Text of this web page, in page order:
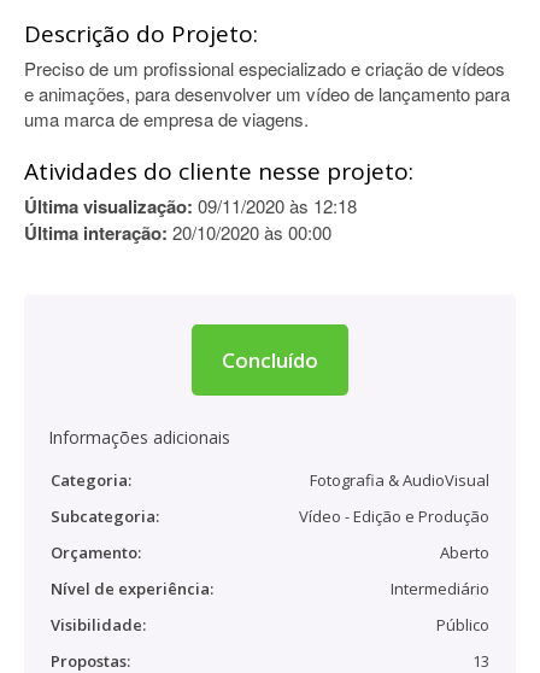
Descrição do Projeto:
Preciso de um profissional especializado e criação de vídeos
e animações, para desenvolver um vídeo de lançamento para
uma marca de empresa de viagens.
Atividades do cliente nesse projeto:
Última visualização: 09/11/2020 às 12:18
Última interação: 20/10/2020 às 00:00
Concluído
Informações adicionais
Categoria:
Fotografia & AudioVisual
Subcategoria:
Vídeo - Edição e Produção
Orçamento:
Aberto
Nível de experiência:
Intermediário
Visibilidade:
Público
Propostas:
13